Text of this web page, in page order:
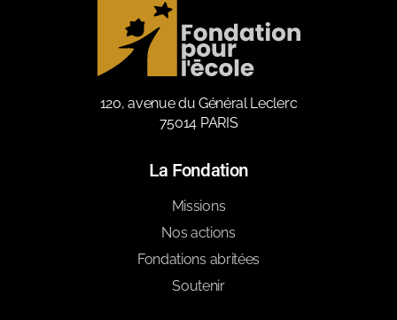
120, avenue du Général Leclerc
75014 PARIS
La Fondation
Missions
Nos actions
Fondations abritées
Soutenir